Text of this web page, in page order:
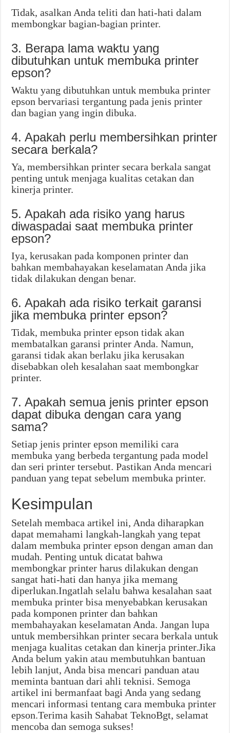
Tidak, asalkan Anda teliti dan hati-hati dalam
membongkar bagian-bagian printer.
3. Berapa lama waktu yang
dibutuhkan untuk membuka printer
epson?
Waktu yang dibutuhkan untuk membuka printer
epson bervariasi tergantung pada jenis printer
dan bagian yang ingin dibuka.
4. Apakah perlu membersihkan printer
secara berkala?
Ya, membersihkan printer secara berkala sangat
penting untuk menjaga kualitas cetakan dan
kinerja printer.
5. Apakah ada risiko yang harus
diwaspadai saat membuka printer
epson?
Iya, kerusakan pada komponen printer dan
bahkan membahayakan keselamatan Anda jika
tidak dilakukan dengan benar.
6. Apakah ada risiko terkait garansi
jika membuka printer epson?
Tidak, membuka printer epson tidak akan
membatalkan garansi printer Anda. Namun,
garansi tidak akan berlaku jika kerusakan
disebabkan oleh kesalahan saat membongkar
printer.
7. Apakah semua jenis printer epson
dapat dibuka dengan cara yang
sama?
Setiap jenis printer epson memiliki cara
membuka yang berbeda tergantung pada model
dan seri printer tersebut. Pastikan Anda mencari
panduan yang tepat sebelum membuka printer.
Kesimpulan
Setelah membaca artikel ini, Anda diharapkan
dapat memahami langkah-langkah yang tepat
dalam membuka printer epson dengan aman dan
mudah. Penting untuk dicatat bahwa
membongkar printer harus dilakukan dengan
sangat hati-hati dan hanya jika memang
diperlukan.Ingatlah selalu bahwa kesalahan saat
membuka printer bisa menyebabkan kerusakan
pada komponen printer dan bahkan
membahayakan keselamatan Anda. Jangan lupa
untuk membersihkan printer secara berkala untuk
menjaga kualitas cetakan dan kinerja printer.Jika
Anda belum yakin atau membutuhkan bantuan
lebih lanjut, Anda bisa mencari panduan atau
meminta bantuan dari ahli teknisi. Semoga
artikel ini bermanfaat bagi Anda yang sedang
mencari informasi tentang cara membuka printer
epson.Terima kasih Sahabat TeknoBgt, selamat
mencoba dan semoga sukses!